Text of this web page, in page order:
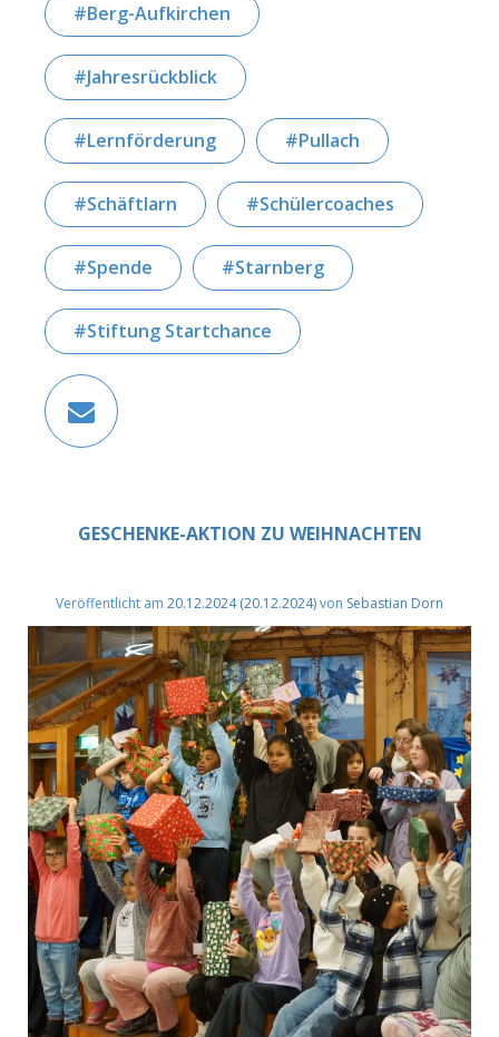
Berg-Aufkirchen
Jahresrückblick
Lernförderung Pullach
Schäftlarn Schülercoaches
Spende Starnberg
Stiftung Startchance
GESCHENKE-AKTION ZU WEIHNACHTEN
Veröffentlicht am 20.12.2024(20.12.2024)von Sebastian Dorn